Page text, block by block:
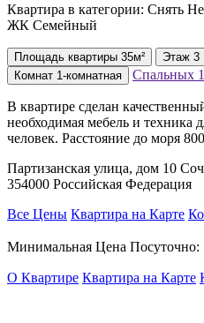
Квартира в категории: Снять
ЖК Семейный
Площадь квартиры 35м² Этаж 3
Комнат 1-комнатная Спальных 1
В квартире сделан
необходимая мебель и техника
человек. Расстояние до моря
Партизанская улица, дом 10
354000 Российская Федерация
Все Цены Квартира на Карте
Минимальная Цена Посуточно:
О Квартире Квартира на Карте